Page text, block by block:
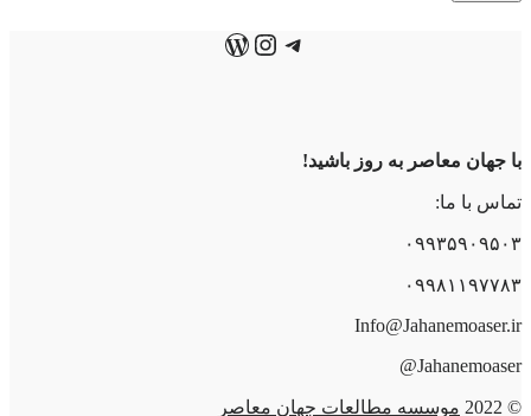
تلگرام
اینستاگرم
وردپرس
با جهان معاصر به روز باشید!
تماس با ما:
۰۹۹۳۵۹۰۹۵۰۳
۰۹۹۸۱۱۹۷۷۸۳
Info@Jahanemoaser.ir
Jahanemoaser@
© 2022
موسسه مطالعات جهان معاصر